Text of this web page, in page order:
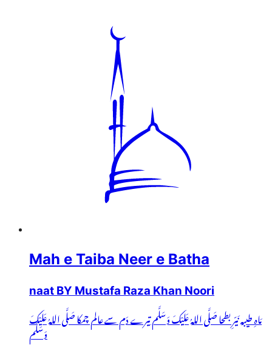
Mah e Taiba Neer e Batha
naat BY Mustafa Raza Khan Noori
مَاہِ طیبہ نَیّرِ بطحا صَلَّی اللہُ عَلَیْکَ وَسَلَّم تیرے دَم سے عالم چمکا صَلَّی اللہُ عَلَیْکَ
وَسَلَّم